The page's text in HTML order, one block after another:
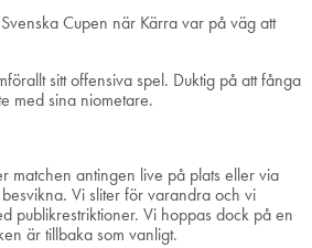
Cupen när Kärra var på väg att
sitt offensiva spel. Duktig på att fånga
med sina niometare.
matchen antingen live på plats eller via
Vi sliter för varandra och vi
publikrestriktioner. Vi hoppas dock på en
är tillbaka som vanligt.